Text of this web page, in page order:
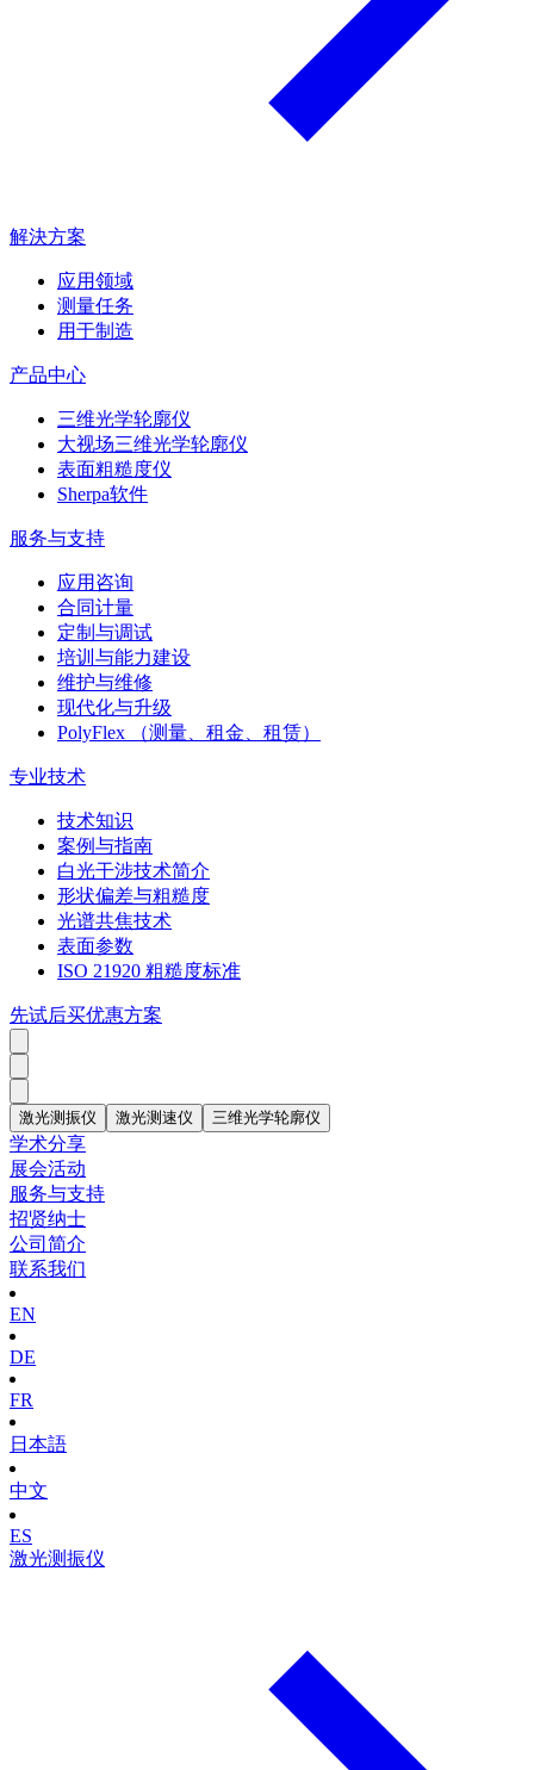
解決方案
应用领域
测量任务
用于制造
产品中心
三维光学轮廓仪
大视场三维光学轮廓仪
表面粗糙度仪
Sherpa软件
服务与支持
应用咨询
合同计量
定制与调试
培训与能力建设
维护与维修
现代化与升级
PolyFlex （测量、租金、租赁）
专业技术
技术知识
案例与指南
白光干涉技术简介
形状偏差与粗糙度
光谱共焦技术
表面参数
ISO 21920 粗糙度标准
先试后买优惠方案
激光测振仪 激光测速仪 三维光学轮廓仪
学术分享
展会活动
服务与支持
招贤纳士
公司简介
联系我们
EN
DE
FR
日本語
中文
ES
激光测振仪